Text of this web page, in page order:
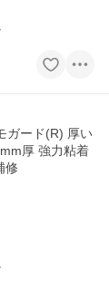
ガード(R) 厚い
厚 強力粘着
修